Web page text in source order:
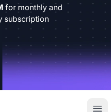
for monthly and
subscription